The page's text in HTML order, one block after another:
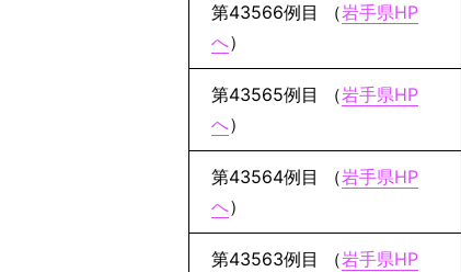
第43566例目 （岩手県HP
へ）
第43565例目 （岩手県HP
へ）
第43564例目 （岩手県HP
へ）
第43563例目 （岩手県HP